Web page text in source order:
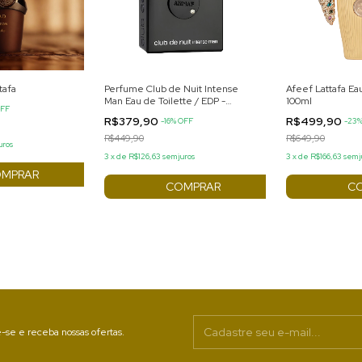
Perfume Club de Nuit Intense
Man Eau de Toilette / EDP -
R$379,90 -16%OFF
R$449,90
3 xde R$126,63 sem juros
Afeef Lattafa
100ml
R$499,90 -23
R$649,90
3 xde R$166,63 sem
se e receba nossas ofertas.